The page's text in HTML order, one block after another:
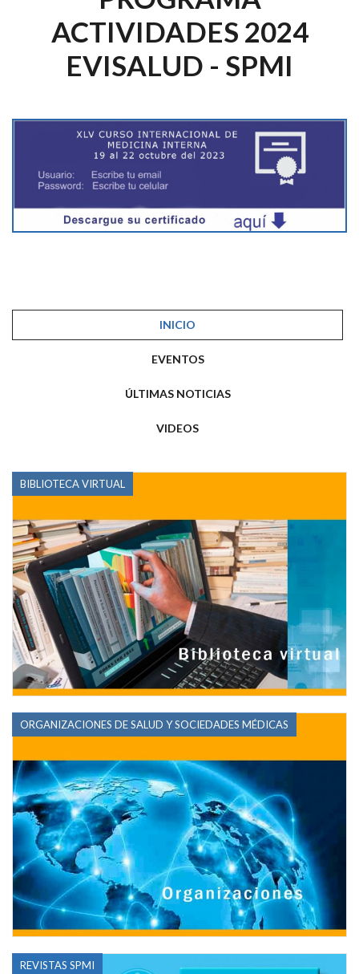
ACTIVIDADES 2024
EVISALUD - SPMI
INICIO
EVENTOS
ÚLTIMAS NOTICIAS
VIDEOS
BIBLIOTECA VIRTUAL
ORGANIZACIONES DE SALUD Y SOCIEDADES MÉDICAS
REVISTAS SPMI